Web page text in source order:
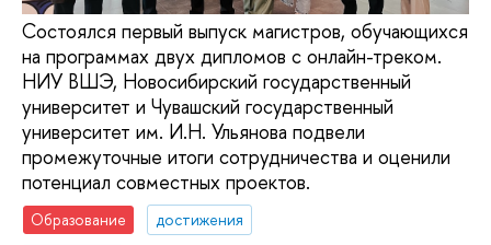
Состоялся первый выпуск магистров, обучающихся
на программах двух дипломов с онлайн-треком.
НИУ ВШЭ, Новосибирский государственный
университет и Чувашский государственный
университет им. И.Н. Ульянова подвели
промежуточные итоги сотрудничества и оценили
потенциал совместных проектов.
Образование
достижения